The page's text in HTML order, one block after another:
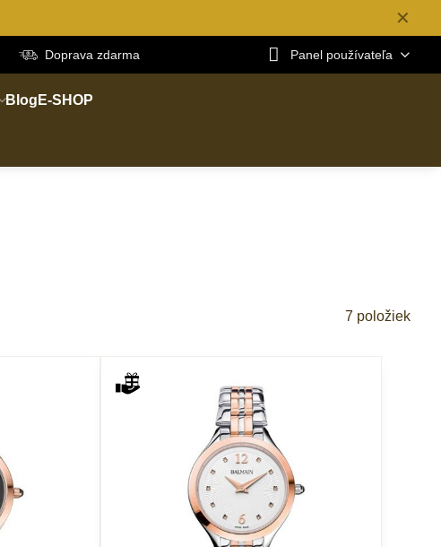
✕
Doprava zdarma Panel používateľa
Blog E-SHOP
7 položiek